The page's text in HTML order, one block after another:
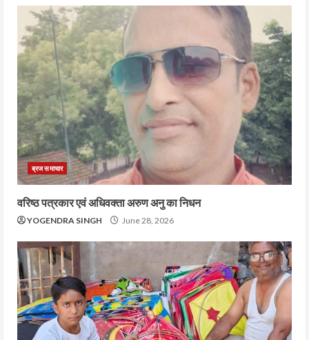
ब्रज समाचार
वरिष्ठ पत्रकार एवं अधिवक्ता अरुण अनु का निधन
YOGENDRA SINGH June 28, 2026